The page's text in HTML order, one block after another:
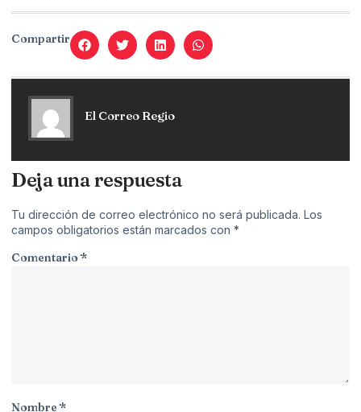
Compartir
El Correo Regio
Deja una respuesta
Tu dirección de correo electrónico no será publicada. Los
campos obligatorios están marcados con *
Comentario*
Nombre*